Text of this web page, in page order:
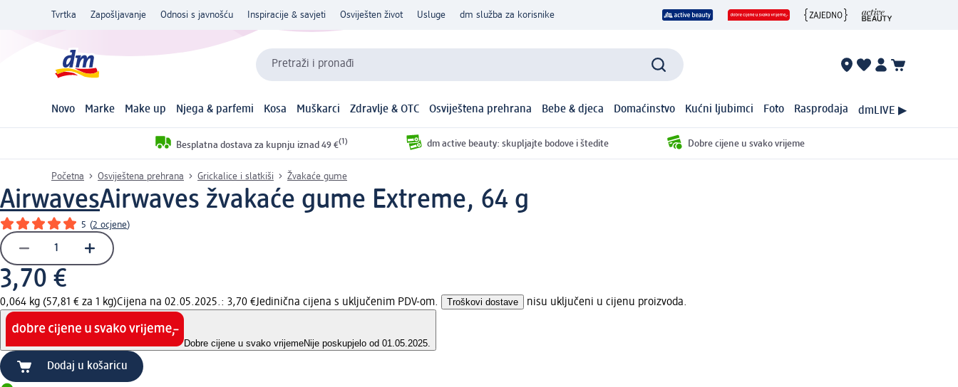
Tvrtka Zapošljavanje Odnosi s javnošću Inspiracije & savjeti Osviješten život Usluge dm služba za korisnike
Pretraži i pronađi
Novo Marke Make up Njega & parfemi Kosa Muškarci Zdravlje & OTC Osviještena prehrana Bebe & djeca Domaćinstvo Kućni ljubimci Foto Rasprodaja dmLIVE ▶
Besplatna dostava za kupnju iznad 49 €(1) dm active beauty: skupljajte bodove i štedite Dobre cijene u svako vrijeme
Početna Osviještena prehrana Grickalice i slatkiši Žvakaće gume
AirwavesAirwaves žvakaće gume Extreme, 64 g
5 (2 ocjene)
3,70 €
0,064 kg (57,81 € za 1 kg)Cijena na 02.05.2025.: 3,70 €Jedinična cijena s uključenim PDV-om. Troškovi dostave nisu uključeni u cijenu proizvoda.
Dobre cijene u svako vrijemeNije poskupjelo od 01.05.2025.
Dodaj u košaricu